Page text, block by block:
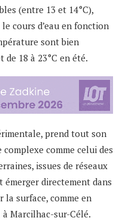
(entre 13 et 14°C),
cours d’eau en fonction
sont bien
de 18 à 23°C en été.
prend tout son
comme celui des
issues de réseaux
directement dans
la surface, comme en
à Marcilhac-sur-Célé.